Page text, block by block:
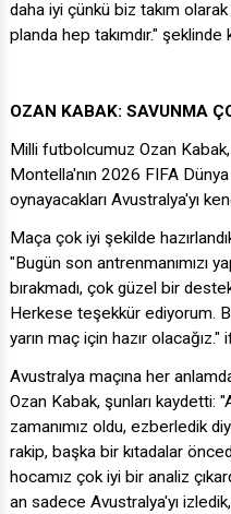
daha iyi çünkü biz takım
planda hep takımdır." şeklinde
OZAN KABAK: SAVUNMA
Milli futbolcumuz Ozan
Montella'nın 2026 FIFA Dünya
oynayacakları Avustralya'yı
Maça çok iyi şekilde
"Bugün son antrenmanımızı
bırakmadı, çok güzel bir
Herkese teşekkür ediyorum.
yarın maç için hazır olacağız."
Avustralya maçına her anlamda
Ozan Kabak, şunları kaydetti:
zamanımız oldu, ezberledik
rakip, başka bir kıtadalar
hocamız çok iyi bir analiz
an sadece Avustralya'yı